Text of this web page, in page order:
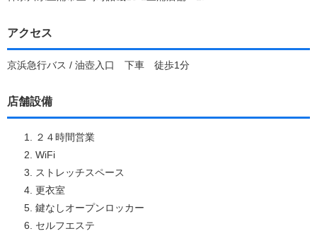
アクセス
京浜急行バス / 油壺入口 下車 徒歩1分
店舗設備
２４時間営業
WiFi
ストレッチスペース
更衣室
鍵なしオープンロッカー
セルフエステ